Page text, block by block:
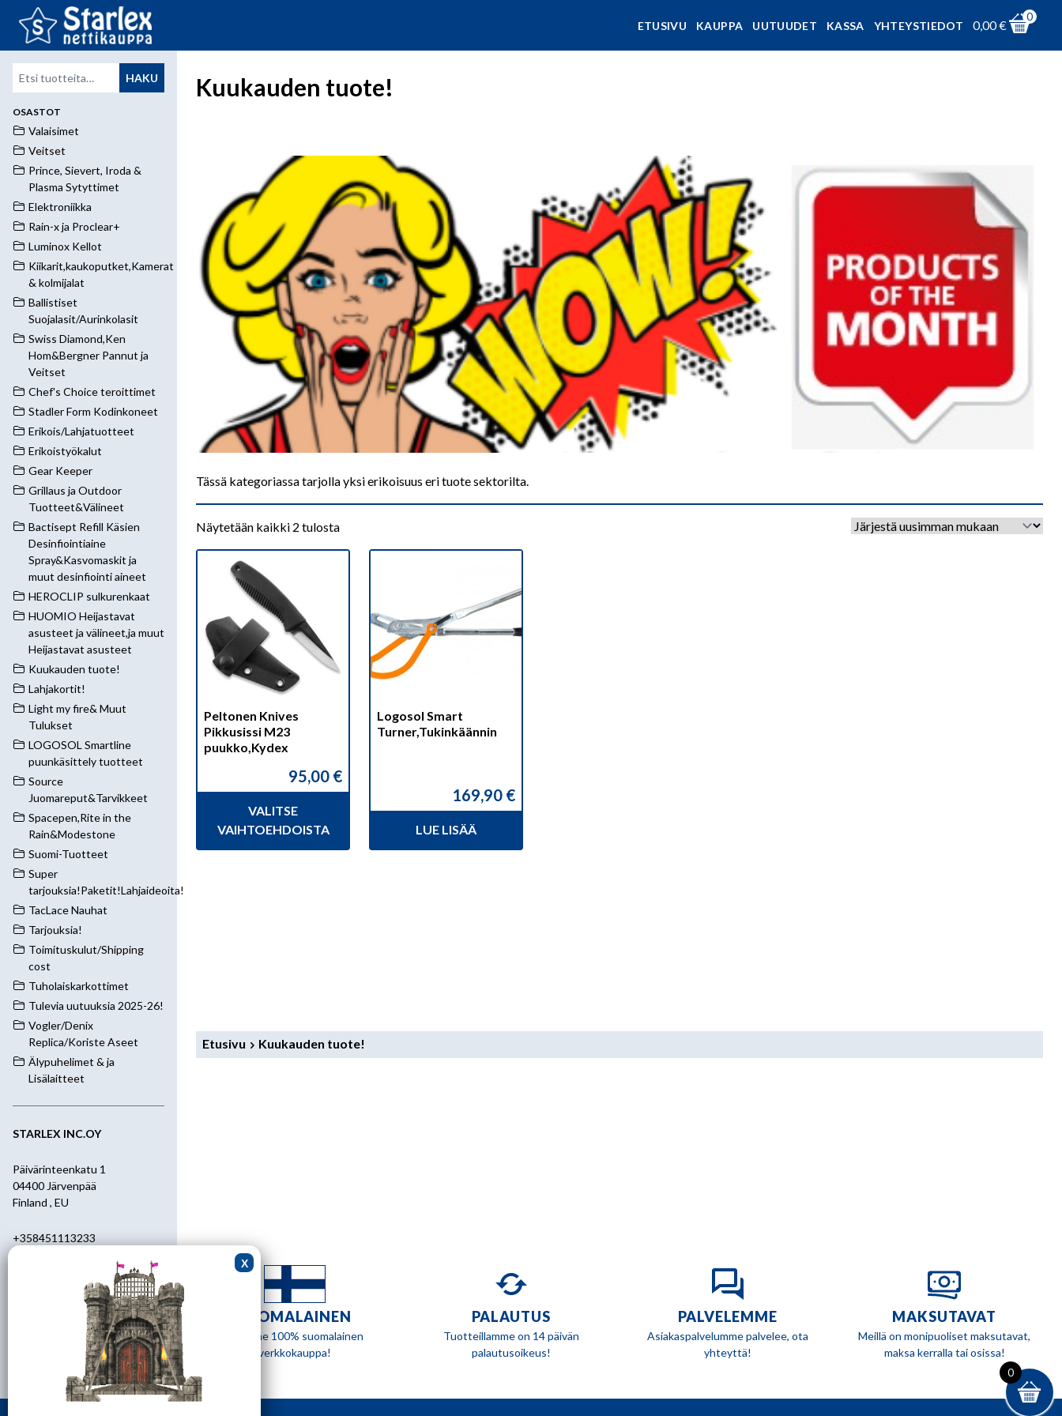
ETUSIVU KAUPPA UUTUUDET KASSA YHTEYSTIEDOT 0,00€
0
Etsi: HAKU
OSASTOT
Valaisimet
Veitset
Prince, Sievert, Iroda &
Plasma Sytyttimet
Elektroniikka
Rain-x ja Proclear+
Luminox Kellot
Kiikarit,kaukoputket,Kamerat
& kolmijalat
Ballistiset
Suojalasit/Aurinkolasit
Swiss Diamond,Ken
Hom&Bergner Pannut ja
Veitset
Chef's Choice teroittimet
Stadler Form Kodinkoneet
Erikois/Lahjatuotteet
Erikoistyökalut
Gear Keeper
Grillaus ja Outdoor
Tuotteet&Välineet
Bactisept Refill Käsien
Desinfiointiaine
Spray&Kasvomaskit ja
muut desinfiointi aineet
HEROCLIP sulkurenkaat
HUOMIO Heijastavat
asusteet ja välineet,ja muut
Heijastavat asusteet
Kuukauden tuote!
Lahjakortit!
Light my fire& Muut
Tulukset
LOGOSOL Smartline
puunkäsittely tuotteet
Source
Juomareput&Tarvikkeet
Spacepen,Rite in the
Rain&Modestone
Suomi-Tuotteet
Super
tarjouksia!Paketit!Lahjaideoita!
TacLace Nauhat
Tarjouksia!
Toimituskulut/Shipping
cost
Tuholaiskarkottimet
Tulevia uutuuksia 2025-26!
Vogler/Denix
Replica/Koriste Aseet
Älypuhelimet & ja
Lisälaitteet
STARLEX INC.OY
Päivärinteenkatu 1
04400 Järvenpää
Finland , EU
+358451113233
starlex@kolumbus.fi
Asiakaspalvelu
ark.klo 08.30-17.00
Kuukauden tuote!
Tässä kategoriassa tarjolla yksi erikoisuus eri tuote sektorilta.
Näytetään kaikki 2 tulostaSorted
Peltonen Knives
Pikkusissi M23
puukko,Kydex
95,00 €
VALITSE
VAIHTOEHDOISTA
tuotteella
useampi
muunnelma.
Voit
tehdä
tuotteen
sivulla.
Logosol Smart
Turner,Tukinkäännin
169,90 €
LUE LISÄÄ
Etusivu Kuukauden tuote!
SUOMALAINEN
Olemme 100% suomalainen
verkkokauppa!
PALAUTUS
Tuotteillamme on 14 päivän
palautusoikeus!
PALVELEMME
Asiakaspalvelumme palvelee, ota
yhteyttä!
MAKSUTAVAT
Meillä on monipuoliset maksutavat,
maksa kerralla tai osissa!
0